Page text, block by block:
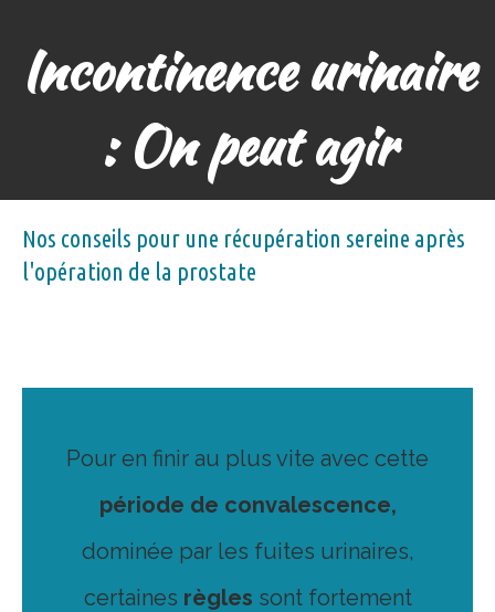
Incontinence urinaire
: On peut agir
Nos conseils pour une récupération sereine après
l'opération de la prostate
Pour en finir au plus vite avec cette
période de convalescence,
dominée par les fuites urinaires,
certaines règles sont fortement